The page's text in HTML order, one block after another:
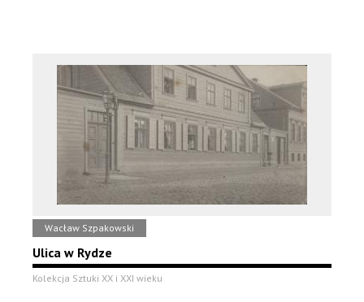
Wacław Szpakowski
Ulica w Rydze
Kolekcja Sztuki XX i XXI wieku